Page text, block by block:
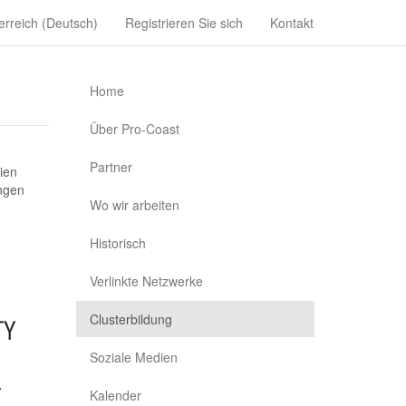
(Deutsch) Registrieren Sie sich Kontakt
Home
Über Pro-Coast
Partner
Wo wir arbeiten
Historisch
Verlinkte Netzwerke
Clusterbildung
Soziale Medien
Kalender